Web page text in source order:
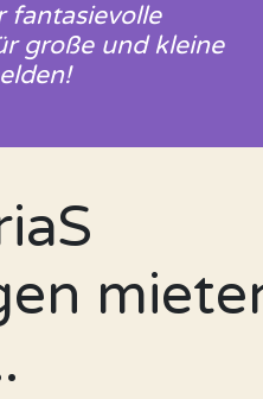
fantasievolle
große und kleine